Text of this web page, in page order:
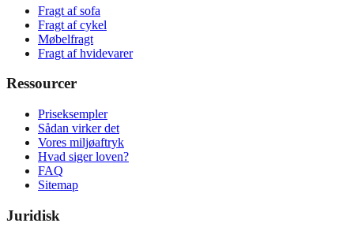
Fragt af sofa
Fragt af cykel
Møbelfragt
Fragt af hvidevarer
Ressourcer
Priseksempler
Sådan virker det
Vores miljøaftryk
Hvad siger loven?
FAQ
Sitemap
Juridisk